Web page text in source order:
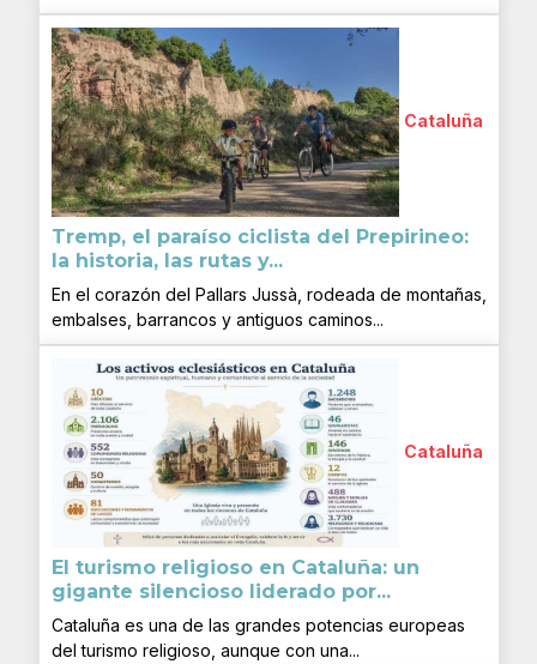
Cataluña
Tremp, el paraíso ciclista del Prepirineo:
la historia, las rutas y...
En el corazón del Pallars Jussà, rodeada de montañas,
embalses, barrancos y antiguos caminos...
Cataluña
El turismo religioso en Cataluña: un
gigante silencioso liderado por...
Cataluña es una de las grandes potencias europeas
del turismo religioso, aunque con una...